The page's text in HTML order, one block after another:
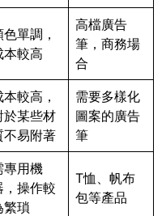
色單調，
本較高
高檔廣告
筆，商務場
合
本較高，
於某些材
不易附著
需要多樣化
圖案的廣告
筆
專用機
，操作較
繁瑣
T恤、帆布
包等產品